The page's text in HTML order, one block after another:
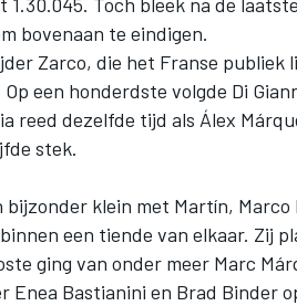
bovenaan te eindigen.
Zarco, die het Franse publiek
een honderdste volgde Di
reed dezelfde tijd als Álex
stek.
klein met Martín, Marco
een tiende van elkaar. Zij
ging van onder meer Marc
Enea Bastianini en Brad Binder